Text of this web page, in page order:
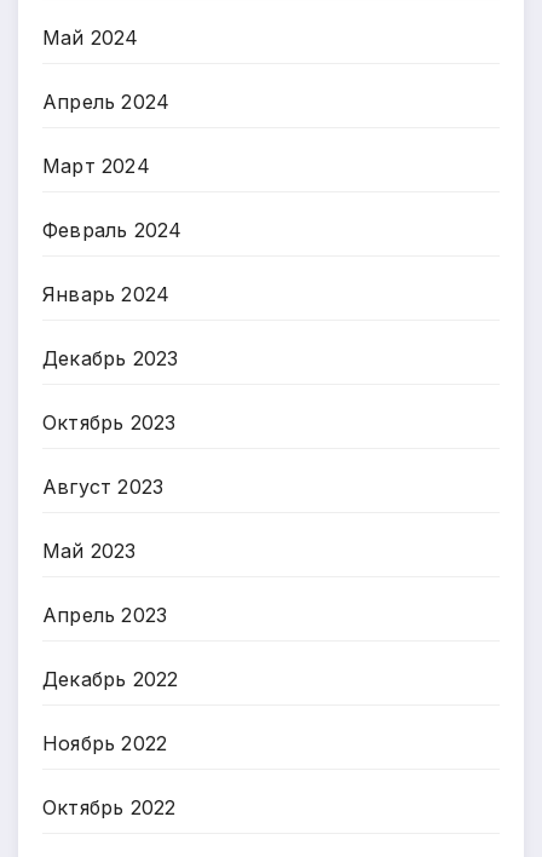
Май 2024
Апрель 2024
Март 2024
Февраль 2024
Январь 2024
Декабрь 2023
Октябрь 2023
Август 2023
Май 2023
Апрель 2023
Декабрь 2022
Ноябрь 2022
Октябрь 2022